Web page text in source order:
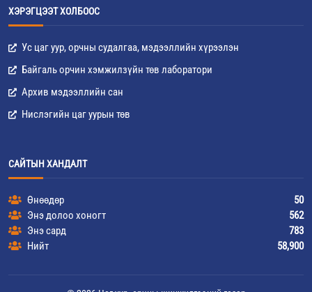
ХЭРЭГЦЭЭТ ХОЛБООС
Ус цаг уур, орчны судалгаа, мэдээллийн хүрээлэн
Байгаль орчин хэмжилзүйн төв лаборатори
Архив мэдээллийн сан
Нислэгийн цаг уурын төв
САЙТЫН ХАНДАЛТ
Өнөөдөр
50
Энэ долоо хоногт
562
Энэ сард
783
Нийт
58,900